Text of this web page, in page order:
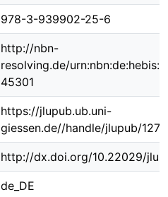
978-3-939902-25-6
http://nbn-
resolving.de/
45301
https://jlupub.ub.uni-
giessen.de//handle/jlupub/
http://dx.doi.org/10.22029/
de_DE